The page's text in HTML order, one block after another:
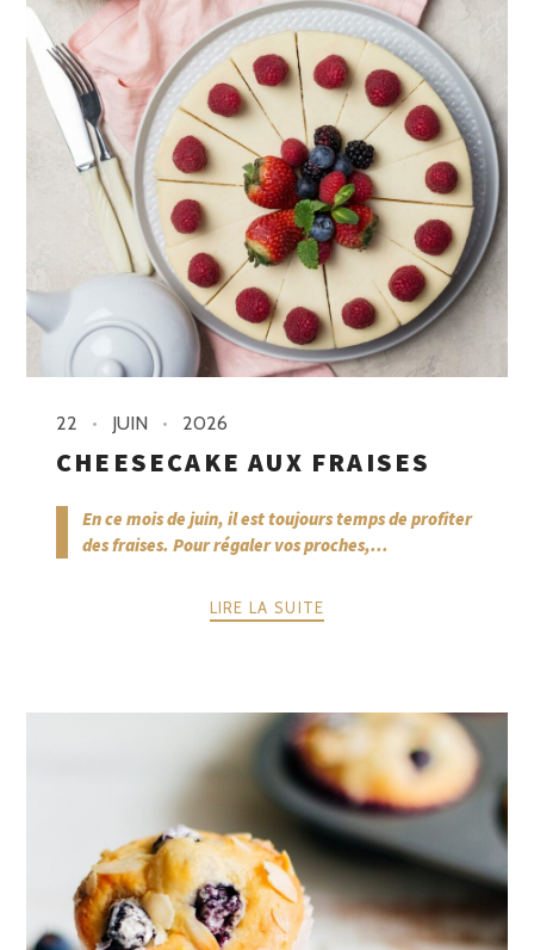
22 JUIN 2026
CHEESECAKE AUX FRAISES
En ce mois de juin, il est toujours temps de profiter
des fraises. Pour régaler vos proches,...
LIRE LA SUITE